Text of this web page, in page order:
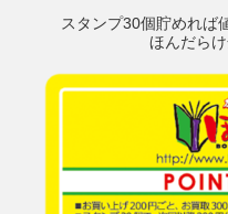
スタンプ30個貯めれば
ほんだら